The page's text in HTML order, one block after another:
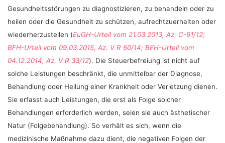
Gesundheitsstörungen zu diagnostizieren, zu behandeln oder zu
heilen oder die Gesundheit zu schützen, aufrechtzuerhalten oder
wiederherzustellen (EuGH-Urteil vom 21.03.2013, Az. C-91/12;
BFH-Urteil vom 09.03.2015, Az. V R 60/14; BFH-Urteil vom
04.12.2014, Az. V R 33/12). Die Steuerbefreiung ist nicht auf
solche Leistungen beschränkt, die unmittelbar der Diagnose,
Behandlung oder Heilung einer Krankheit oder Verletzung dienen.
Sie erfasst auch Leistungen, die erst als Folge solcher
Behandlungen erforderlich werden, seien sie auch ästhetischer
Natur (Folgebehandlung). So verhält es sich, wenn die
medizinische Maßnahme dazu dient, die negativen Folgen der